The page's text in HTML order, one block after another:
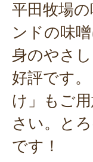
平田牧場
ンドの味
身のやさ
好評です
け」もご
さい。と
です！